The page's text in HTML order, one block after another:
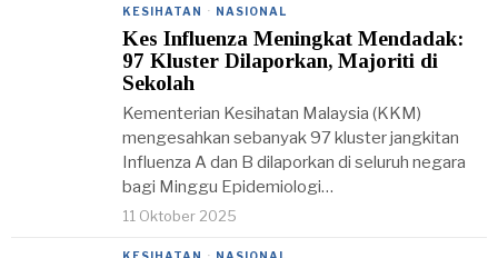
KESIHATAN · NASIONAL
Kes Influenza Meningkat Mendadak:
97 Kluster Dilaporkan, Majoriti di
Sekolah
Kementerian Kesihatan Malaysia (KKM)
mengesahkan sebanyak 97 kluster jangkitan
Influenza A dan B dilaporkan di seluruh negara
bagi Minggu Epidemiologi…
11 Oktober 2025